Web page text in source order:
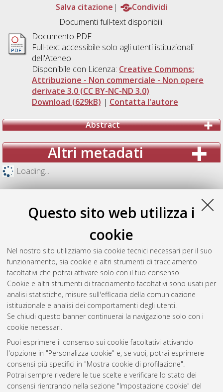
Questo sito web utilizza i
cookie
Nel nostro sito utilizziamo sia cookie tecnici necessari per il suo
funzionamento, sia cookie e altri strumenti di tracciamento
facoltativi che potrai attivare solo con il tuo consenso.
Cookie e altri strumenti di tracciamento facoltativi sono usati per
analisi statistiche, misure sull'efficacia della comunicazione
istituzionale e analisi dei comportamenti degli utenti.
Se chiudi questo banner continuerai la navigazione solo con i
cookie necessari.
Puoi esprimere il consenso sui cookie facoltativi attivando
l'opzione in "Personalizza cookie" e, se vuoi, potrai esprimere
consensi più specifici in "Mostra cookie di profilazione".
Potrai sempre rivedere le tue scelte e verificare lo stato dei
consensi rientrando nella sezione "Impostazione cookie" del
Salva citazione
Condividi
Documenti full-text disponibili:
Documento PDF
Full-text accessibile solo agli utenti istituzionali
dell'Ateneo
Disponibile con Licenza: Creative Commons:
Attribuzione - Non commerciale - Non opere
derivate 3.0 (CC BY-NC-ND 3.0)
Download (629kB) | Contatta l'autore
Abstract
Altri metadati
Loading...
Gestione del documento:
Atom
Rss 1.0
Rss 2.0